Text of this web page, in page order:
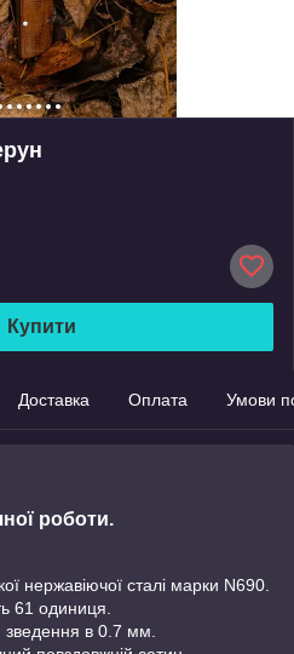
Купити
Доставка Оплата Умови
роботи.
нержавіючої сталі марки N690.
61 одиниця.
зведення в 0.7 мм.